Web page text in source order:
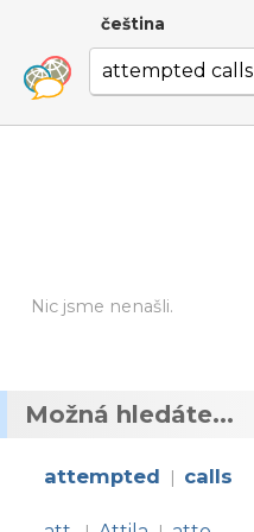
čeština
Nic jsme nenašli.
Možná hledáte...
attempted | calls